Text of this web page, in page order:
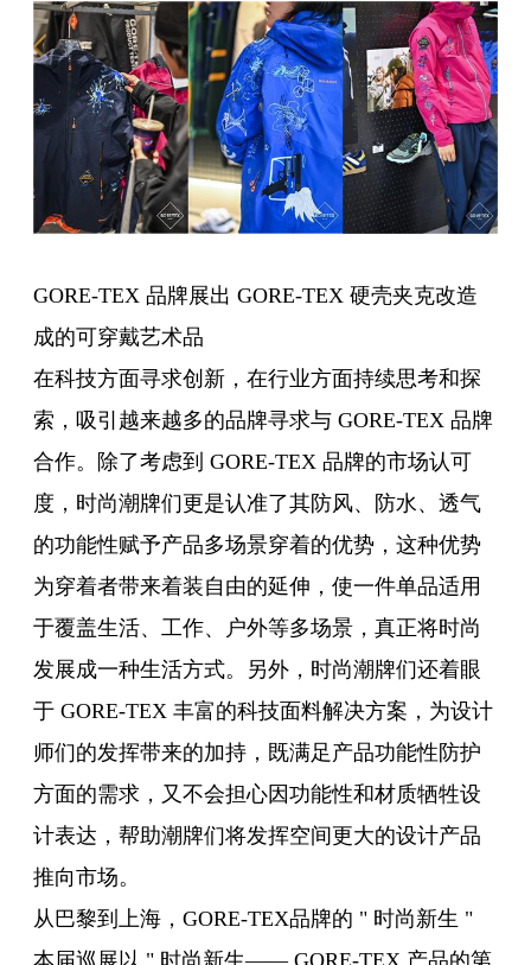
GORE-TEX 品牌展出 GORE-TEX 硬壳夹克改造
成的可穿戴艺术品
在科技方面寻求创新，在行业方面持续思考和探
索，吸引越来越多的品牌寻求与 GORE-TEX 品牌
合作。除了考虑到 GORE-TEX 品牌的市场认可
度，时尚潮牌们更是认准了其防风、防水、透气
的功能性赋予产品多场景穿着的优势，这种优势
为穿着者带来着装自由的延伸，使一件单品适用
于覆盖生活、工作、户外等多场景，真正将时尚
发展成一种生活方式。另外，时尚潮牌们还着眼
于 GORE-TEX 丰富的科技面料解决方案，为设计
师们的发挥带来的加持，既满足产品功能性防护
方面的需求，又不会担心因功能性和材质牺牲设
计表达，帮助潮牌们将发挥空间更大的设计产品
推向市场。
从巴黎到上海，GORE-TEX品牌的 " 时尚新生 "
本届巡展以 " 时尚新生—— GORE-TEX 产品的第